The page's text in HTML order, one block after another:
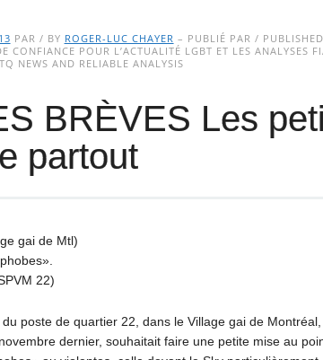
PAR / BY ROGER-LUC CHAYER – PUBLIÉ PAR /
CONFIANCE POUR L’ACTUALITÉ LGBT ET LES ANALYSES
NEWS AND RELIABLE ANALYSIS
BRÈVES Les
partout
gai de Mtl)
22)
poste de quartier 22, dans le Village gai de Montréal,
dernier, souhaitait faire une petite mise au